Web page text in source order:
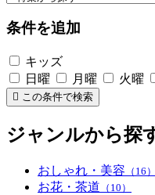
条件を追加
キッズ
日曜
月曜 火曜
この条件で検索
ジャンルから探
おしゃれ・美容 （16）
お花・茶道 （10）